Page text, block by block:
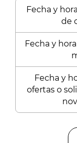
Fecha y
de
Fecha y
Fecha y
ofertas o